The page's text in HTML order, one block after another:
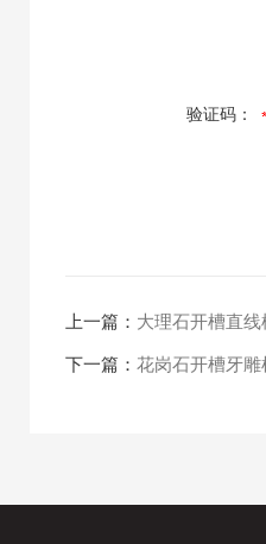
验证码：
上一篇： 大理石开槽直线
下一篇： 花岗石开槽牙雕